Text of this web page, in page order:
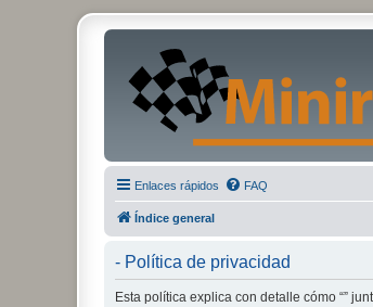
Enlaces rápidos FAQ
Índice general
- Política de privacidad
Esta política explica con detalle cómo “”